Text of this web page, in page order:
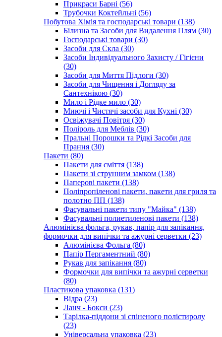
Прикраси Барні (56)
Трубочки Коктейльні (56)
Побутова Хімія та господарські товари (138)
Білизна та Засоби для Видалення Плям (30)
Господарські товари (30)
Засоби для Скла (30)
Засоби Індивідуального Захисту / Гігієни
(30)
Засоби для Миття Підлоги (30)
Засоби для Чищення і Догляду за
Сантехнікою (30)
Мило і Рідке мило (30)
Миючі і Чистячі засоби для Кухні (30)
Освіжувачі Повітря (30)
Поліроль для Меблів (30)
Пральні Порошки та Рідкі Засоби для
Прання (30)
Пакети (80)
Пакети для сміття (138)
Пакети зі струнним замком (138)
Паперові пакети (138)
Поліпропіленові пакети, пакети для гриля та
полотно ПП (138)
Фасувальні пакети типу "Майка" (138)
Фасувальні полиетиленові пакети (138)
Алюмінієва фольга, рукав, папір для запікання,
формочки для випічки та ажурні серветки (23)
Алюмінієва Фольга (80)
Папір Пергаментний (80)
Рукав для запікання (80)
Формочки для випічки та ажурні серветки
(80)
Пластикова упаковка (131)
Відра (23)
Ланч - Бокси (23)
Тарілка-піддони зі спіненого полістиролу
(23)
Універсальна упаковка (23)